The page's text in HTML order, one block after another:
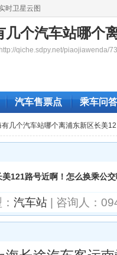
时卫星云图
几个汽车站哪个
qiche.sdpy.net/piaojiawenda/
汽车售票点 乘车问答
几个汽车站哪个离浦东新区长美
美121路号近啊！怎么换乘公
汽车站 | 咨询人：